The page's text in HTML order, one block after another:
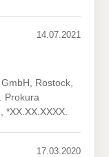
14.07.2021
Rostock,
Prokura
17.03.2020